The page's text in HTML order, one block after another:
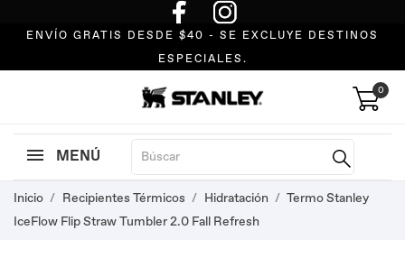
ENVÍO GRATIS DESDE $40 - SE EXCLUYE DESTINOS
ESPECIALES.
0
MENÚ
Inicio Recipientes Térmicos Hidratación
Termo Stanley
IceFlow Flip Straw Tumbler 2.0 Fall Refresh